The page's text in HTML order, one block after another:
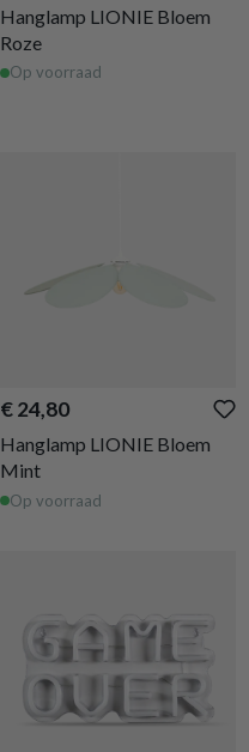
Hanglamp LIONIE Bloem
Roze
Op voorraad
€ 24,80
Hanglamp LIONIE Bloem
Mint
Op voorraad